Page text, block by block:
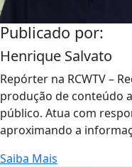
Publicado por:
Henrique Salvato
Repórter na RCWTV –
produção de conteúdo
público. Atua com
aproximando a
Saiba Mais